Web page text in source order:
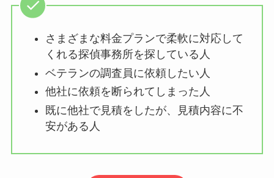
さまざまな料金プランで柔軟に対応して
くれる探偵事務所を探している人
ベテランの調査員に依頼したい人
他社に依頼を断られてしまった人
既に他社で見積をしたが、見積内容に不
安がある人